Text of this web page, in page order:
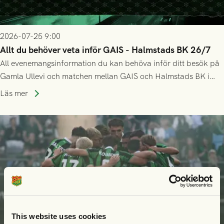
This website uses cookies
2026-07-25 9:00
Allt du behöver veta inför GAIS - Halmstads BK 26/7
All evenemangsinformation du kan behöva inför ditt besök på
Gamla Ullevi och matchen mellan GAIS och Halmstads BK i
Allsvenskan! Avspark kl 16.30 på söndag 26/7.
Läs mer